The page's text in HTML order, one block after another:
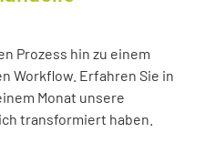
Prozess hin zu einem
Workflow. Erfahren Sie in
Monat unsere
transformiert haben.